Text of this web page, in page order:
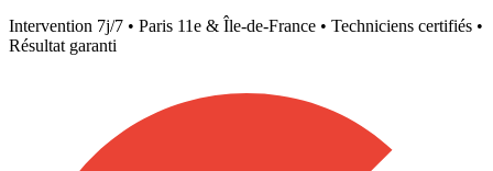
Intervention 7j/7 • Paris 11e & Île-de-France • Techniciens certifiés •
Résultat garanti